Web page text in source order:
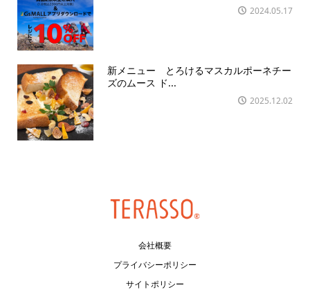
2024.05.17
新メニュー とろけるマスカルポーネチー
ズのムース ド...
2025.12.02
会社概要
プライバシーポリシー
サイトポリシー